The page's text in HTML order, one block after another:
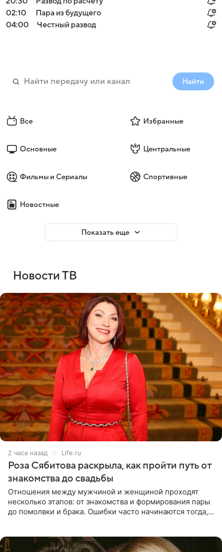
02:10
Пара из будущего
04:00
Честный развод
Найти
Все Избранные
Основные Центральные
Фильмы и Сериалы Спортивные
Новостные
Показать еще
Новости ТВ
2 часа назад Life.ru
Роза Сябитова раскрыла, как пройти путь от
знакомства до свадьбы
Отношения между мужчиной и женщиной проходят
несколько этапов: от знакомства и формирования пары
до помолвки и брака. Ошибки часто начинаются тогда,